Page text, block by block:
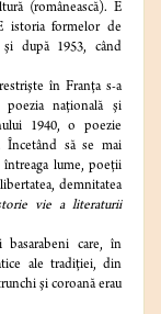
(românească). E
istoria formelor de
după 1953, când
în Franţa s-a
naţională şi
1940, o poezie
Încetând să se mai
întreaga lume, poeţii
demnitatea
vie a literaturii
care, în
ale tradiţiei, din
şi coroană erau